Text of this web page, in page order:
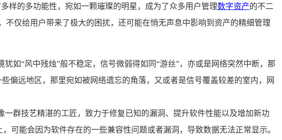
样的多功能性，宛如一颗璀璨的明星，成为了众多用户管理数字资产的不二
不仅给用户带来了极大的困扰，还可能在悄无声息中影响到资产的精细管理
如“风中残烛”般不稳定，信号微弱得如同“游丝”，亦或是网络突然中断，那
偏远地区，那里宛如被网络遗忘的角落，又或者是信号覆盖较差的室内，网
群技艺精湛的工匠，致力于修复已知的漏洞、提升软件性能以及增加新功
可能会因为软件存在的一些兼容性问题或者漏洞，导致数据无法正常显示。